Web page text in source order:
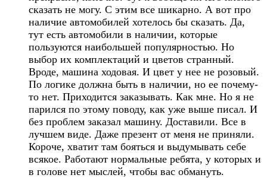
сказать не могу. С этим все шикарно. А вот про
наличие автомобилей хотелось бы сказать. Да,
тут есть автомобили в наличии, которые
пользуются наибольшей популярностью. Но
выбор их комплектаций и цветов странный.
Вроде, машина ходовая. И цвет у нее не розовый.
По логике должна быть в наличии, но ее почему-
то нет. Приходится заказывать. Как мне. Но я не
парился по этому поводу, как уже выше писал. И
без проблем заказал машину. Доставили. Все в
лучшем виде. Даже презент от меня не приняли.
Короче, хватит там бояться и выдумывать себе
всякое. Работают нормальные ребята, у которых и
в голове нет мыслей, чтобы вас обмануть.